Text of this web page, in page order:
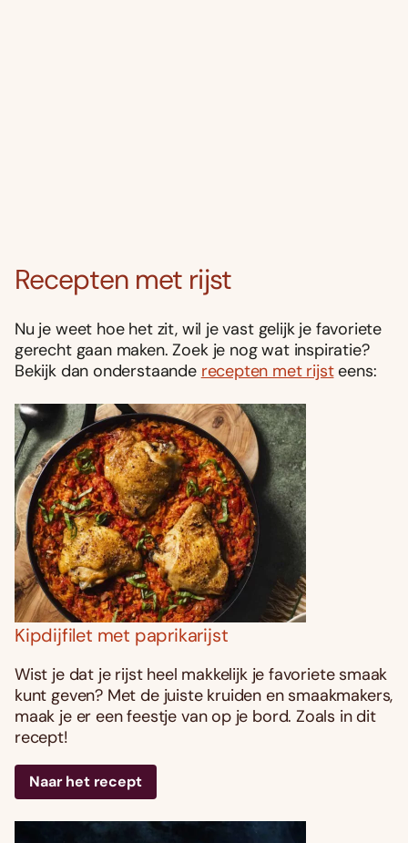
Recepten met rijst
Nu je weet hoe het zit, wil je vast gelijk je favoriete
gerecht gaan maken. Zoek je nog wat inspiratie?
Bekijk dan onderstaande recepten met rijsteens:
Kipdijfilet met paprikarijst
Wist je dat je rijst heel makkelijk je favoriete smaak
kunt geven? Met de juiste kruiden en smaakmakers,
maak je er een feestje van op je bord. Zoals in dit
recept!
Naar het recept